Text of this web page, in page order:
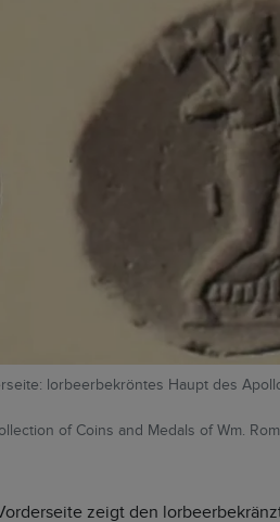
lorbeerbekröntes Haupt des
of Coins and Medals of Wm.
zeigt den